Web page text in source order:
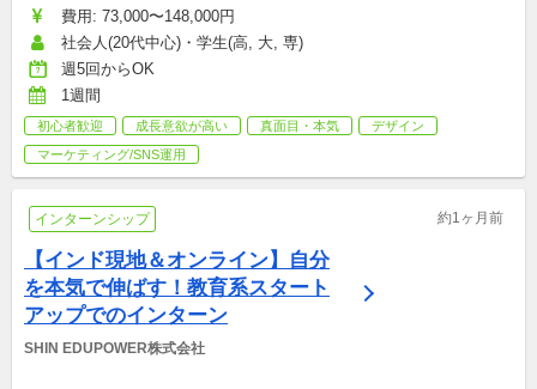
費用: 73,000〜148,000円
社会人(20代中心)・学生(高, 大, 専)
週5回からOK
1週間
初心者歓迎 成長意欲が高い 真面目・本気
デザイン
マーケティング/SNS運用
インターンシップ 約1ヶ月前
【インド現地＆オンライン】自分
を本気で伸ばす！教育系スタート
アップでのインターン
SHIN EDUPOWER株式会社